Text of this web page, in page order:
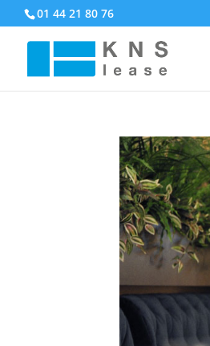
01 44 21 80 76